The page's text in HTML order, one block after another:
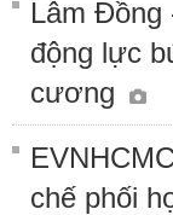
Lâm Đồng
động lực
cương
chế phối